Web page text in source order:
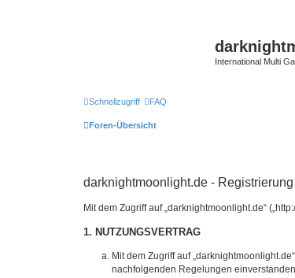
International Multi
Schnellzugriff FAQ
Foren-Übersicht
darknightmoonlight.de - Registrierung
Mit dem Zugriff auf „darknightmoonlight.de“
1. NUTZUNGSVERTRAG
Mit dem Zugriff auf
nachfolgenden Regelungen